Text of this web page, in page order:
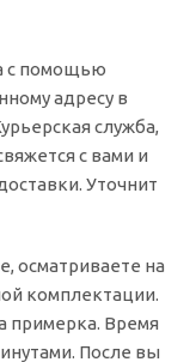
с помощью
адресу в
служба,
с вами и
Уточнит
осматриваете на
комплектации.
примерка. Время
После вы